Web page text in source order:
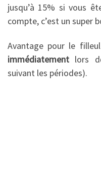
jusqu’à 15% si vous
compte, c’est un super
Avantage pour le
immédiatement lors
suivant les périodes).